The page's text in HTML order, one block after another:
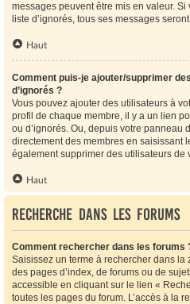
messages peuvent être mis en valeur.
liste d’ignorés, tous ses messages
Haut
Comment puis-je ajouter/supprimer
d’ignorés ?
Vous pouvez ajouter des utilisateurs à
profil de chaque membre, il y a un lien
ou d’ignorés. Ou, depuis votre panneau
directement des membres en saisissant
également supprimer des utilisateurs de
Haut
Recherche dans les forums
Comment rechercher dans les forums
Saisissez un terme à rechercher dans
des pages d’index, de forums ou de
accessible en cliquant sur le lien «
toutes les pages du forum. L’accès à la